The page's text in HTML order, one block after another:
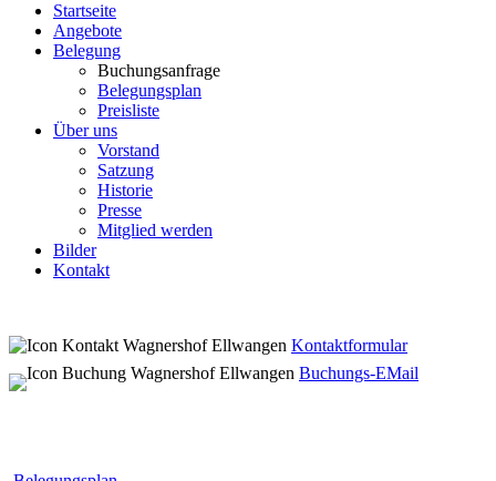
Startseite
Angebote
Belegung
Buchungsanfrage
Belegungsplan
Preisliste
Über uns
Vorstand
Satzung
Historie
Presse
Mitglied werden
Bilder
Kontakt
Kontaktformular
Buchungs-EMail